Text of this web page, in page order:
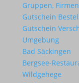
Gruppen,
Gutschein
Gutschein
Umgebung
Bad Säckingen
Bergsee-
Wildgehege